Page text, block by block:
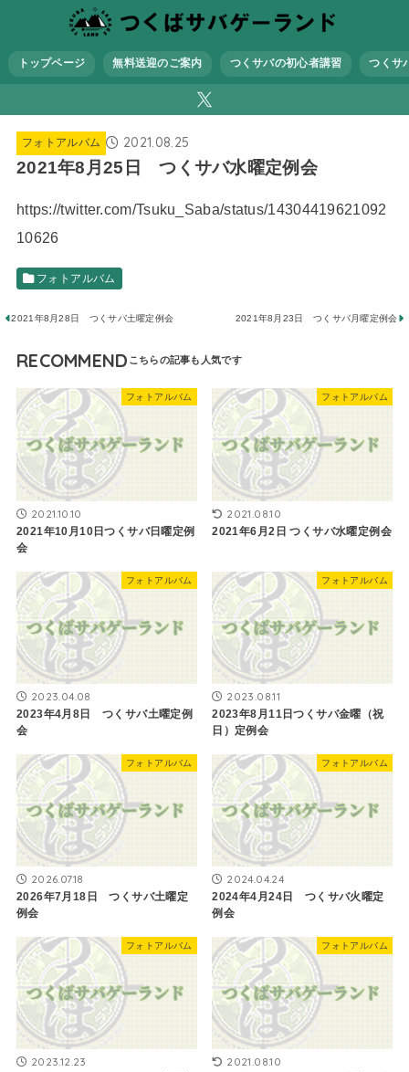
トップページ 無料送迎のご案内 つくサバの初心者講習 つくサ
フォトアルバム 2021.08.25
2021年8月25日 つくサバ水曜定例会
https://twitter.com/Tsuku_Saba/status/14304419621092
10626
フォトアルバム
2021年8月28日 つくサバ土曜定例会 2021年8月23日 つくサバ月曜定例会
RECOMMEND
フォトアルバム
2021.10.10
2021年10月10日つくサバ日曜定例
会
フォトアルバム
2021.08.10
2021年6月2日 つくサバ水曜定例会
フォトアルバム
2023.04.08
2023年4月8日 つくサバ土曜定例
会
フォトアルバム
2023.08.11
2023年8月11日つくサバ金曜（祝
日）定例会
フォトアルバム
2026.07.18
2026年7月18日 つくサバ土曜定
例会
フォトアルバム
2024.04.24
2024年4月24日 つくサバ火曜定
例会
フォトアルバム
2023.12.23
フォトアルバム
2021.08.10